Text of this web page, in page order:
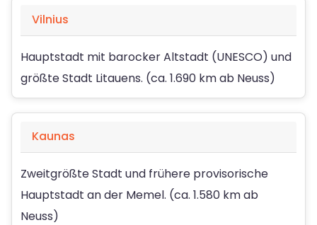
Vilnius
Hauptstadt mit barocker Altstadt (UNESCO) und
größte Stadt Litauens. (ca. 1.690 km ab Neuss)
Kaunas
Zweitgrößte Stadt und frühere provisorische
Hauptstadt an der Memel. (ca. 1.580 km ab
Neuss)